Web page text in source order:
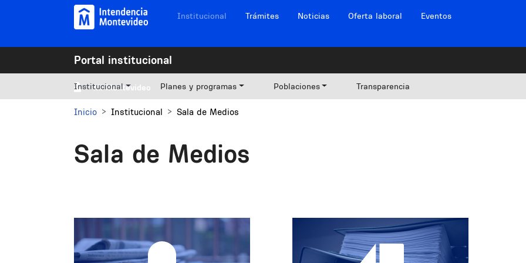
Pasar al contenido principal Navegación sitios
Institucional Trámites Noticias Oferta laboral Eventos
Portal institucional
Mi Montevideo
Institucional Planes y programas Poblaciones Transparencia
Inicio Institucional Sala de Medios
Sala de Medios